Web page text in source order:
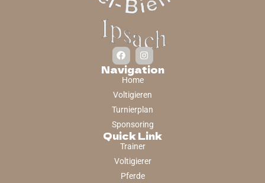
Navigation
Home
Voltigieren
Turnierplan
Sponsoring
Quick Link
Trainer
Voltigierer
Pferde